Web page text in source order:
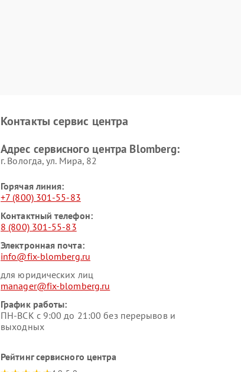
Контакты сервис центра
Адрес сервисного центра Blomberg:
г. Вологда, ул. Мира, 82
Горячая линия:
+7 (800) 301-55-83
Контактный телефон:
8 (800) 301-55-83
Электронная почта:
info@fix-blomberg.ru
для юридических лиц
manager@fix-blomberg.ru
График работы:
ПН-ВСК с 9:00 до 21:00 без перерывов и
выходных
Рейтинг сервисного центра